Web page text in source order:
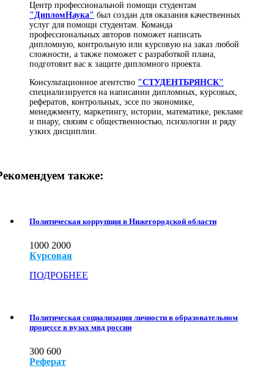
Центр профессиональной помощи студентам
"ДипломНаука" был создан для оказания качественных
услуг для помощи студентам. Команда
профессиональных авторов поможет написать
дипломную, контрольную или курсовую на заказ любой
сложности, а также поможет с разработкой плана,
подготовит вас к защите дипломного проекта.
Консультационное агентство "СТУДЕНТБРЯНСК"
специализируется на написании дипломных, курсовых,
рефератов, контрольных, эссе по экономике,
менеджменту, маркетингу, истории, математике, рекламе
и пиару, связям с общественностью, психологии и ряду
узких дисциплин.
также:
Политическая коррупция в Нижегородской области
1000 2000
Курсовая
ПОДРОБНЕЕ
Политическая социализация личности в образовательном
процессе в вузах мвд россии
300 600
Реферат